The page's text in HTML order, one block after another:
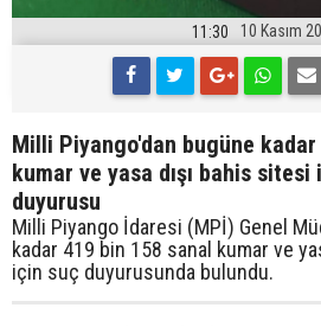
11:30 10 Kasım
Milli Piyango'dan bugüne
kumar ve yasa dışı bahis sitesi
duyurusu
Milli Piyango İdaresi (MPİ) Genel
kadar 419 bin 158 sanal kumar ve
için suç duyurusunda bulundu.